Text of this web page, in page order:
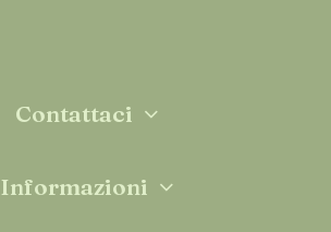
Contattaci
Informazioni